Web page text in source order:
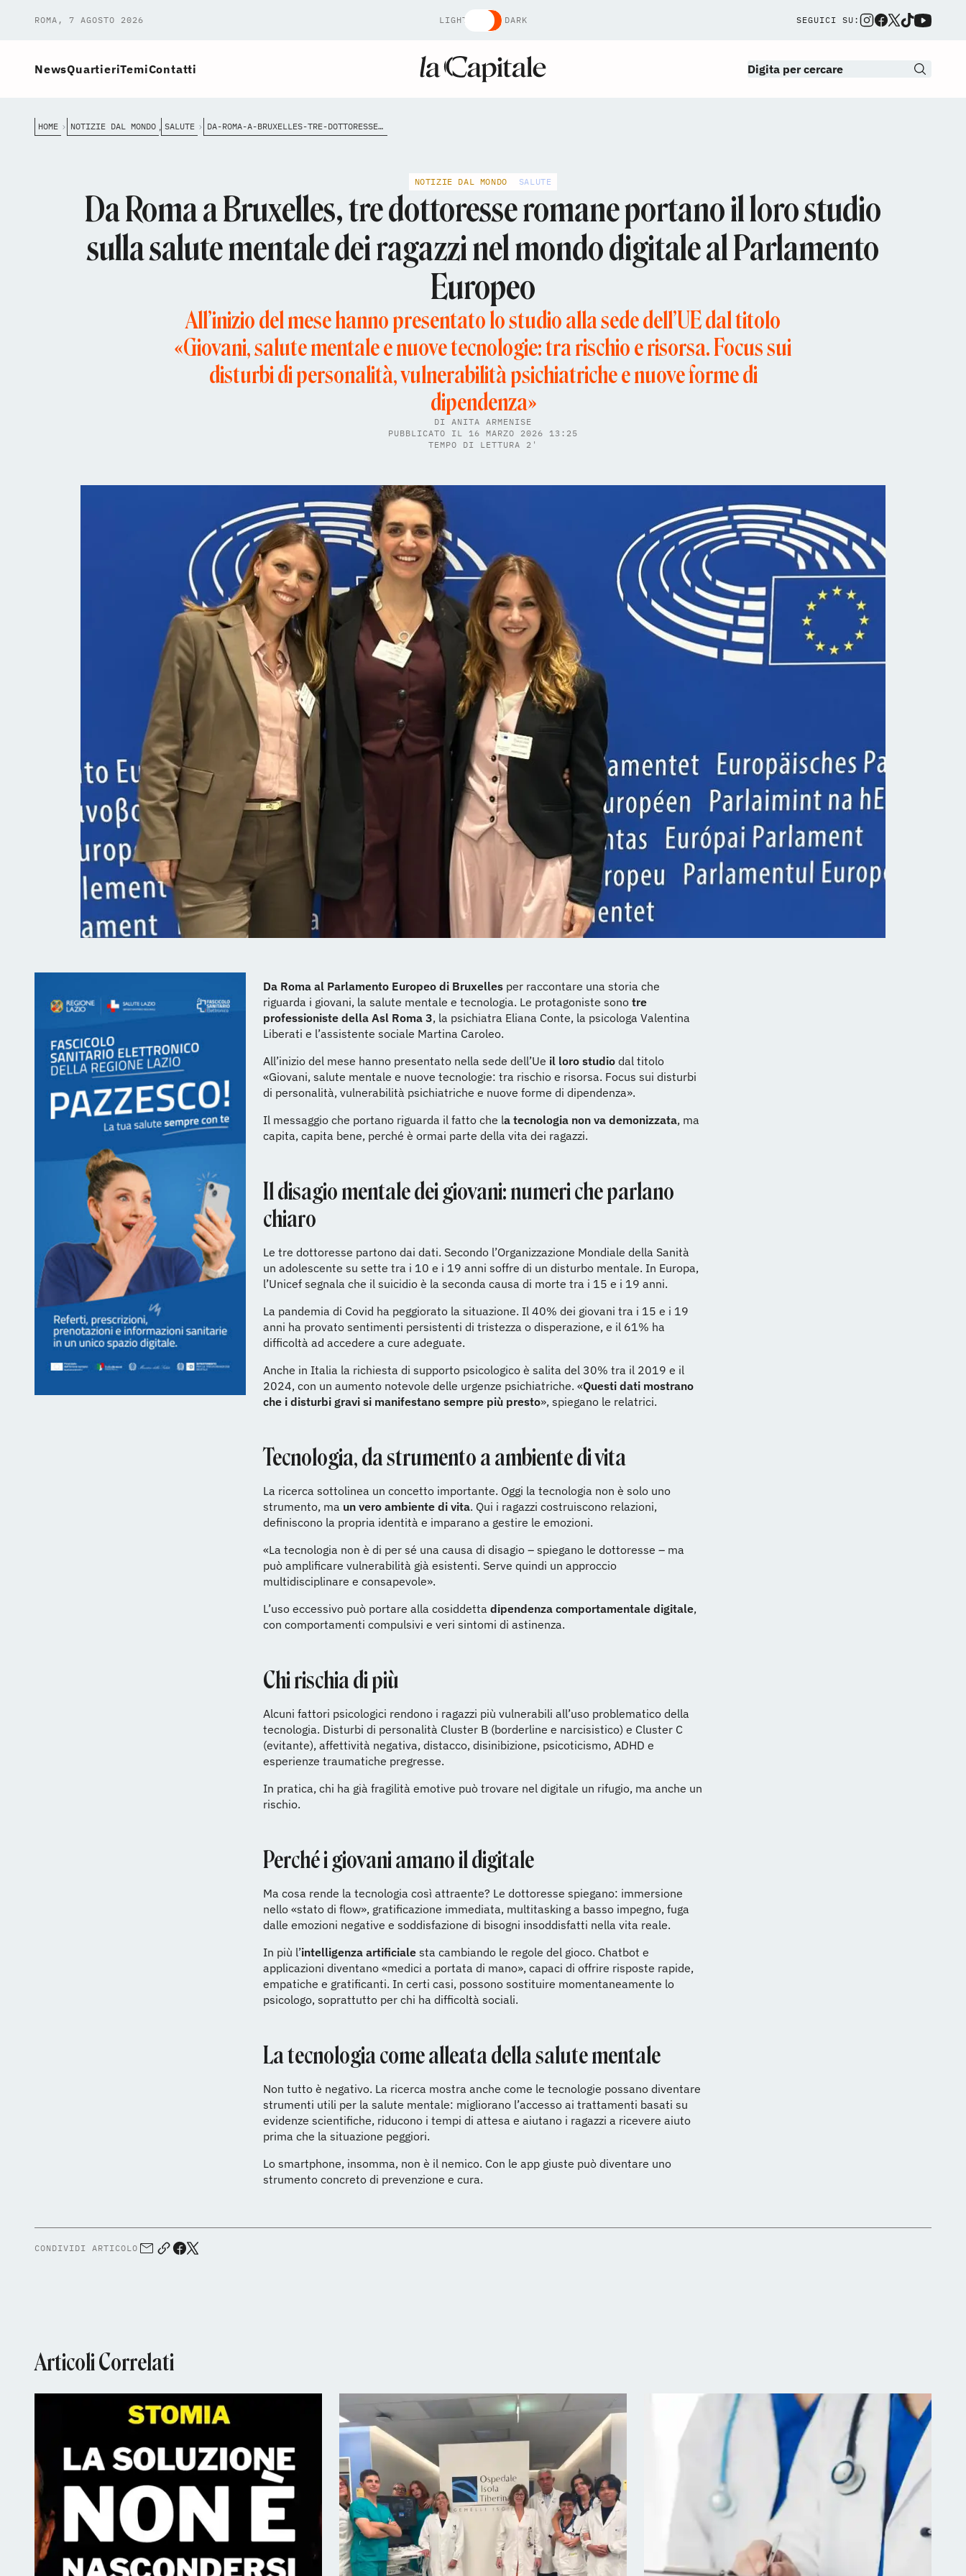
ROMA, 7 AGOSTO 2026 LIGHT DARK SEGUICI SU:
NewsQuartieriTemiContatti
HOME NOTIZIE DAL MONDO , SALUTE DA-ROMA-A-BRUXELLES-TRE-DOTTORESSE-ROMANE-PORTANO-IL-LORO-STUDIO-SULLA-SALUTE-MENTALE-DEI-RAGAZZI-NEL-MONDO-DIGITALE-AL-PARLAMENTO-EUROPEO
NOTIZIE DAL MONDO SALUTE
Da Roma a Bruxelles, tre dottoresse romane portano il loro studio
sulla salute mentale dei ragazzi nel mondo digitale al Parlamento
Europeo
All’inizio del mese hanno presentato lo studio alla sede dell’UE dal titolo
«Giovani, salute mentale e nuove tecnologie: tra rischio e risorsa. Focus sui
disturbi di personalità, vulnerabilità psichiatriche e nuove forme di
dipendenza»
DI ANITA ARMENISE
PUBBLICATO IL 16 MARZO 2026 13:25
TEMPO DI LETTURA 2'
Da Roma al Parlamento Europeo di Bruxelles per raccontare una storia che
riguarda i giovani, la salute mentale e tecnologia. Le protagoniste sono tre
professioniste della Asl Roma 3, la psichiatra Eliana Conte, la psicologa Valentina
Liberati e l’assistente sociale Martina Caroleo.
All’inizio del mese hanno presentato nella sede dell’Ue il loro studio dal titolo
«Giovani, salute mentale e nuove tecnologie: tra rischio e risorsa. Focus sui disturbi
di personalità, vulnerabilità psichiatriche e nuove forme di dipendenza».
Il messaggio che portano riguarda il fatto che la tecnologia non va demonizzata, ma
capita, capita bene, perché è ormai parte della vita dei ragazzi.
Il disagio mentale dei giovani: numeri che parlano
chiaro
Le tre dottoresse partono dai dati. Secondo l’Organizzazione Mondiale della Sanità
un adolescente su sette tra i 10 e i 19 anni soffre di un disturbo mentale. In Europa,
l’Unicef segnala che il suicidio è la seconda causa di morte tra i 15 e i 19 anni.
La pandemia di Covid ha peggiorato la situazione. Il 40% dei giovani tra i 15 e i 19
anni ha provato sentimenti persistenti di tristezza o disperazione, e il 61% ha
difficoltà ad accedere a cure adeguate.
Anche in Italia la richiesta di supporto psicologico è salita del 30% tra il 2019 e il
2024, con un aumento notevole delle urgenze psichiatriche. «Questi dati mostrano
che i disturbi gravi si manifestano sempre più presto», spiegano le relatrici.
Tecnologia, da strumento a ambiente di vita
La ricerca sottolinea un concetto importante. Oggi la tecnologia non è solo uno
strumento, ma un vero ambiente di vita. Qui i ragazzi costruiscono relazioni,
definiscono la propria identità e imparano a gestire le emozioni.
«La tecnologia non è di per sé una causa di disagio – spiegano le dottoresse – ma
può amplificare vulnerabilità già esistenti. Serve quindi un approccio
multidisciplinare e consapevole».
L’uso eccessivo può portare alla cosiddetta dipendenza comportamentale digitale,
con comportamenti compulsivi e veri sintomi di astinenza.
Chi rischia di più
Alcuni fattori psicologici rendono i ragazzi più vulnerabili all’uso problematico della
tecnologia. Disturbi di personalità Cluster B (borderline e narcisistico) e Cluster C
(evitante), affettività negativa, distacco, disinibizione, psicoticismo, ADHD e
esperienze traumatiche pregresse.
In pratica, chi ha già fragilità emotive può trovare nel digitale un rifugio, ma anche un
rischio.
Perché i giovani amano il digitale
Ma cosa rende la tecnologia così attraente? Le dottoresse spiegano: immersione
nello «stato di flow», gratificazione immediata, multitasking a basso impegno, fuga
dalle emozioni negative e soddisfazione di bisogni insoddisfatti nella vita reale.
In più l’intelligenza artificiale sta cambiando le regole del gioco. Chatbot e
applicazioni diventano «medici a portata di mano», capaci di offrire risposte rapide,
empatiche e gratificanti. In certi casi, possono sostituire momentaneamente lo
psicologo, soprattutto per chi ha difficoltà sociali.
La tecnologia come alleata della salute mentale
Non tutto è negativo. La ricerca mostra anche come le tecnologie possano diventare
strumenti utili per la salute mentale: migliorano l’accesso ai trattamenti basati su
evidenze scientifiche, riducono i tempi di attesa e aiutano i ragazzi a ricevere aiuto
prima che la situazione peggiori.
Lo smartphone, insomma, non è il nemico. Con le app giuste può diventare uno
strumento concreto di prevenzione e cura.
CONDIVIDI ARTICOLO
Articoli Correlati